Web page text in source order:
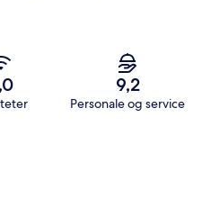
9,2
Personale og service